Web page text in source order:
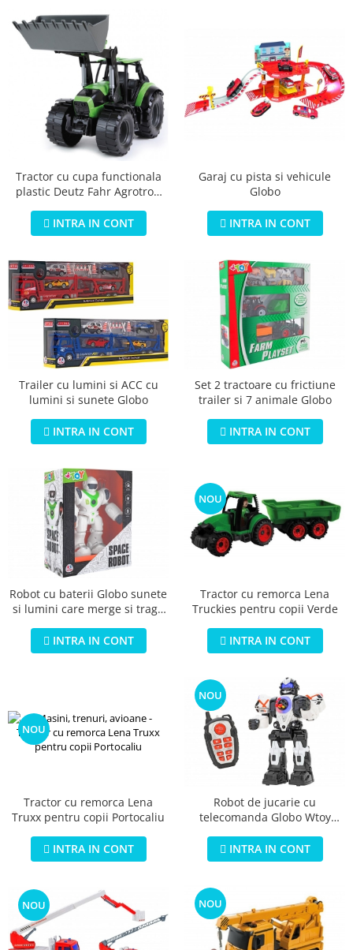
Tractor cu cupa functionala
plastic Deutz Fahr Agrotron
cm
INTRA IN CONT
Garaj cu pista si vehicule
Globo
INTRA IN CONT
Trailer cu lumini si ACC cu
lumini si sunete Globo
INTRA IN CONT
Set 2 tractoare cu frictiune
trailer si 7 animale Globo
INTRA IN CONT
Robot cu baterii Globo sunete
si lumini care merge si trage
INTRA IN CONT
NOU
Tractor cu remorca Lena
Truckies pentru copii Verde
INTRA IN CONT
NOU
Tractor cu remorca Lena
Truxx pentru copii Portocaliu
INTRA IN CONT
NOU
Robot de jucarie cu
telecomanda Globo Wtoy
sunete si lumini
INTRA IN CONT
NOU NOU